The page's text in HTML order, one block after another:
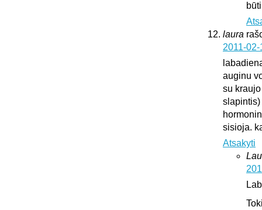
laura
2011-
auginu
su
sisioja.
Atsakyti